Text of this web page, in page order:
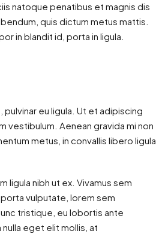
natoque penatibus et magnis dis
quis dictum metus mattis.
in blandit id, porta in ligula.
pulvinar eu ligula. Ut et adipiscing
vestibulum. Aenean gravida mi non
metus, in convallis libero ligula
ligula nibh ut ex. Vivamus sem
vulputate, lorem sem
tristique, eu lobortis ante
eget elit mollis, at